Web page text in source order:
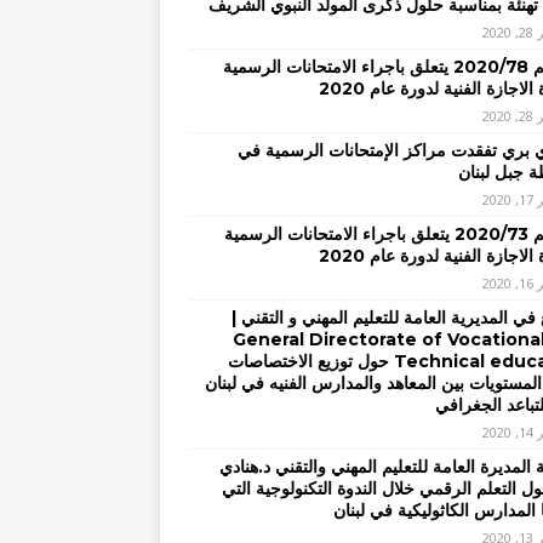
بمناسبة حلول ذكرى المولد النبوي الشريف
– تعميم 2020/78 يتعلق باجراء الامتحانات الرسمية
الفنية لدورة عام 2020
بري تفقدت مراكز الإمتحانات الرسمية في
جبل لبنان
– تعميم 2020/73 يتعلق باجراء الامتحانات الرسمية
الفنية لدورة عام 2020
في المديرية العامة للتعليم المهني و التقني |
General Directorate of
Technical education حول توزيع الاختصاصات
بين المعاهد والمدارس الفنيه في لبنان
الجغرافي
المديرة العامة للتعليم المهني والتقني د.هنادي
التعلم الرقمي خلال الندوة التكنولوجية التي
المدارس الكاثوليكية في لبنان